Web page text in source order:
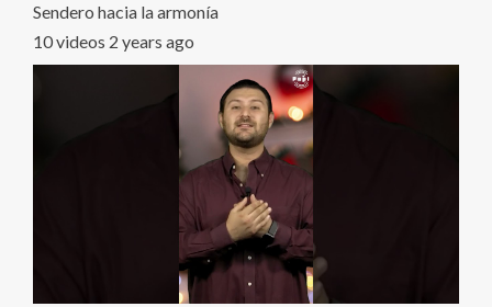
Sendero hacia la armonía
10 videos 2 years ago